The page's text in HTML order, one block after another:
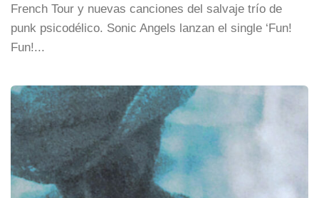
French Tour y nuevas canciones del salvaje trío de
punk psicodélico. Sonic Angels lanzan el single ‘Fun!
Fun!...